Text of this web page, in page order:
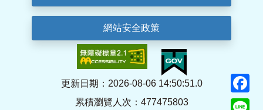
網站安全政策
更新日期：2026-08-06 14:50:51.0
累積瀏覽人次：477475803